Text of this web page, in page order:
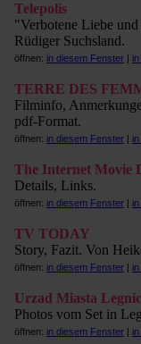
Telepolis
"Verbotene Liebe
Rüdiger Suchsland.
öffnen: in diesem Fenster |
TERRE DES
Filminfo,
pdf-Format.
öffnen: in diesem Fenster |
The Internet Movie
Details, Links.
öffnen: in diesem Fenster |
TV TODAY
Story, Fazit. Von
öffnen: in diesem Fenster |
Urzad Miasta
Photos vom Set in
öffnen: in diesem Fenster |